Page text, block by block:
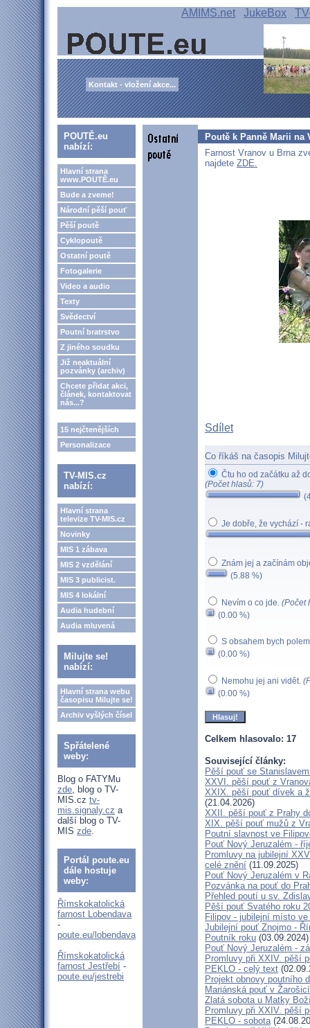
AMIMS.net JukeBox
Kontakt - vložení akce...
POUTĚ.eu
nabízí:
Hlavní strana
www.POUTĚ.eu
Bude a zveme!
Národní pěší pouť
Pěší poutě
Cyklopoutě
Ostatní poutě
Fotogalerie
Video a audio
Texty
Svědectví
Poutní bratrstvo
Z jiného soudku
Již neaktuální
pozvánky (archiv)
Chcete přidat akci,
článek, kontaktovat
nás...?
15 nejčtenějších
Personalizace
TV-MIS.cz
nabízí:
Hlavní strana
televize TV-MIS.cz
Novinky
MIS 1 zábava
MIS 2 vzdělání
MIS 3 publicist.
MIS 4 lokální
Audia hudební
Audia mluvená
Milujte se!
nabízí:
Hlavní strana webu
časopisu Milujte se!
Archiv vyšlých čísel
Spřátelené
weby:
Blog o FATYMu
zde, blog o TV-
MIS.cz tv-
mis.signaly.cz a
další blog o TV-
MIS zde.
Portál poute.eu
dále hostuje
weby:
Římskokatolická
farnost Lobendava
-
poute.eu/lobendava
Římskokatolická
farnost Jestřebí -
poute.eu/jestrebi
Poutě k Panně Marii na
Farnost Vranov u Brna
najdete ZDE.
Sdílet
Co říkáš na časopis
Čtu ho od začátku až
(Počet hlasů: 7)
Je dobře, že vychází -
Znám jej a začínám
(5.88 %)
Nevím o co jde. (Počet
(0.00 %)
S obsahem bych
(0.00 %)
Nemohu jej ani vidět.
(0.00 %)
Celkem hlasovalo: 17
Související články:
Pěší pouť se
XXVI. pěší pouť z
XXIX. pěší pouť dívek a
(21.04.2026)
XXII. pěší pouť z Prahy
XIX. pěší pouť mužů z
Poutní slavnost ve
Pouť Nový Jeruzalém -
Promluvy na jubilejní
celé znění (11.09.2025)
Pouť Nový Jeruzalém v
Pozvánka na pouť do
Přehled poutí u sv.
Pěší pouť Svatého roku
Filipov - jubilejní místo
Jubilejní pouť Znojmo -
Poutník roku (03.09.2024)
Pouť Nový Jeruzalém -
Promluvy při XXIV. pěší
PEKLO - celý text
Projekt obnovy poutního
Mariánská pouť v
Zlatá sobota u Matky
Promluvy při XXIV. pěší
PEKLO - sobota